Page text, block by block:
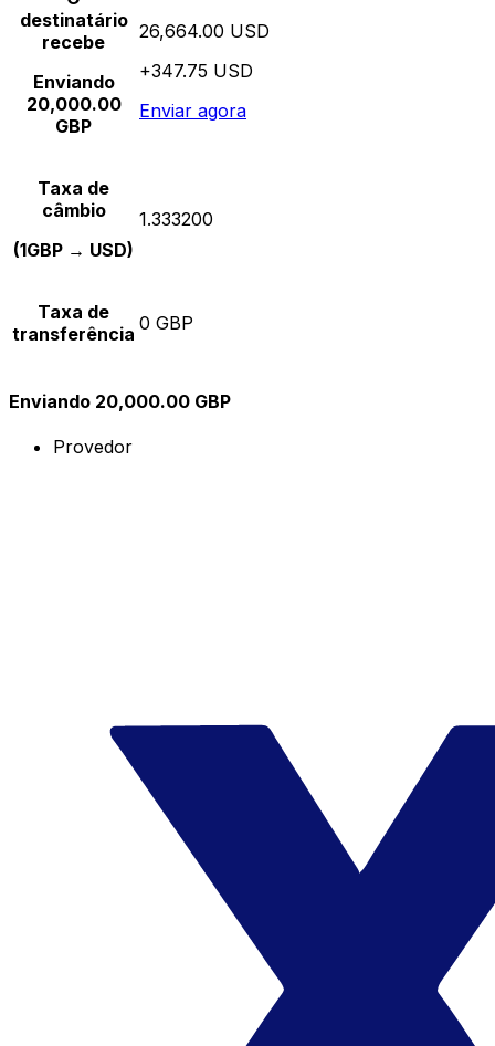
destinatário
recebe
Enviando
20,000.00
GBP
26,664.00 USD
+347.75 USD
Enviar agora
Taxa de
câmbio
(1GBP → USD)
1.333200
Taxa de
transferência 0 GBP
Enviando 20,000.00 GBP
Provedor